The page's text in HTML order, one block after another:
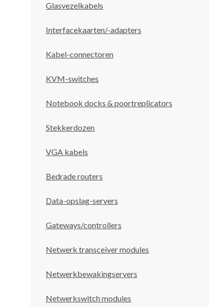
Glasvezelkabels
Interfacekaarten/-adapters
Kabel-connectoren
KVM-switches
Notebook docks & poortreplicators
Stekkerdozen
VGA kabels
Bedrade routers
Data-opslag-servers
Gateways/controllers
Netwerk transceiver modules
Netwerkbewakingservers
Netwerkswitch modules